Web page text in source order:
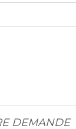
DEMANDE